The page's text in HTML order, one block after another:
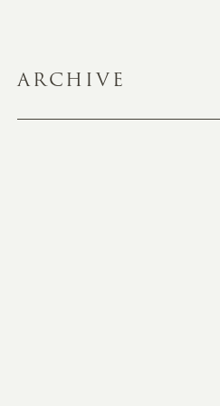
ARCHIVE